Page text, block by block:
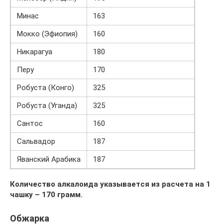
Минас
163
Мокко (Эфиопия)
160
Никарагуа
180
Перу
170
Робуста (Конго)
325
Робуста (Уганда)
325
Сантос
160
Сальвадор
187
Яванский Арабика
187
Количество алкалоида указывается из расчета на 1
чашку – 170 грамм.
Обжарка